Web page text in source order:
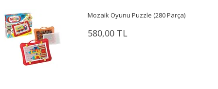
Mozaik Oyunu Puzzle (280 Parça)
580,00 TL